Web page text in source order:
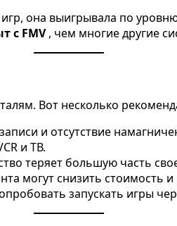
она выигрывала по
с FMV, чем многие другие
Вот несколько
и отсутствие
и ТВ.
теряет большую часть
могут снизить стоимость и
запускать игры